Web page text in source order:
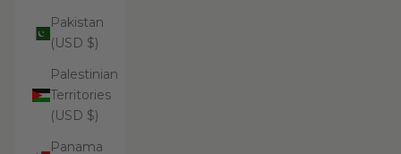
Pakistan
(USD $)
Palestinian
Territories
(USD $)
Panama